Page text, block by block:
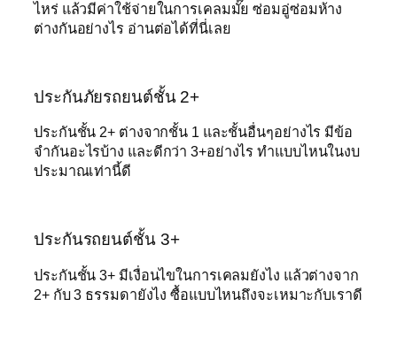
ไหร่ แล้วมีค่าใช้จ่ายในการเคลมมั๊ย ซ่อมอู่ซ่อมห้าง
ต่างกันอย่างไร อ่านต่อได้ที่นี่เลย
ประกันภัยรถยนต์ชั้น 2+
ประกันชั้น 2+ ต่างจากชั้น 1 และชั้นอื่นๆอย่างไร มีข้อ
จำกันอะไรบ้าง และดีกว่า 3+อย่างไร ทำแบบไหนในงบ
ประมาณเท่านี้ดี
ประกันรถยนต์ชั้น 3+
ประกันชั้น 3+ มีเงื่อนไขในการเคลมยังไง แล้วต่างจาก
2+ กับ 3 ธรรมดายังไง ซื้อแบบไหนถึงจะเหมาะกับเราดี